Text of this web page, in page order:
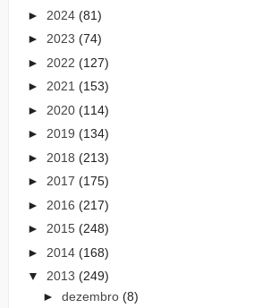
► 2024 (81)
► 2023 (74)
► 2022 (127)
► 2021 (153)
► 2020 (114)
► 2019 (134)
► 2018 (213)
► 2017 (175)
► 2016 (217)
► 2015 (248)
► 2014 (168)
▼ 2013 (249)
► dezembro (8)